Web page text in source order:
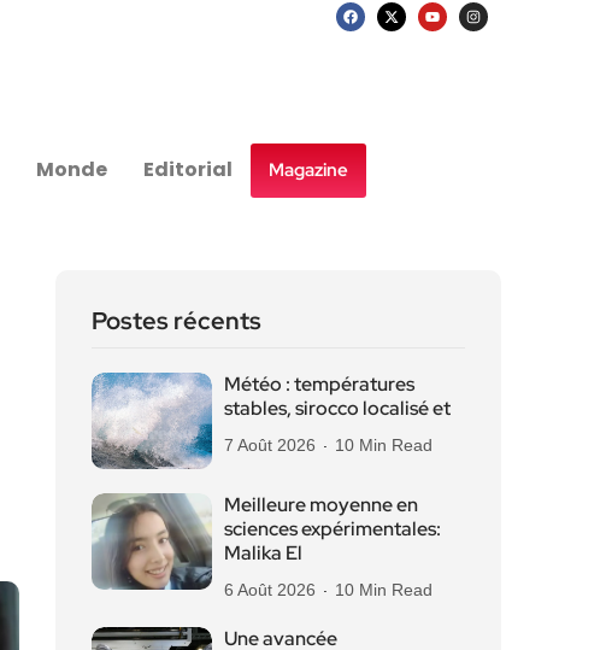
Monde Editorial Magazine
Postes récents
Météo : températures
stables, sirocco localisé et
7 Août 2026 10 Min Read
Meilleure moyenne en
sciences expérimentales:
Malika El
6 Août 2026 10 Min Read
Une avancée